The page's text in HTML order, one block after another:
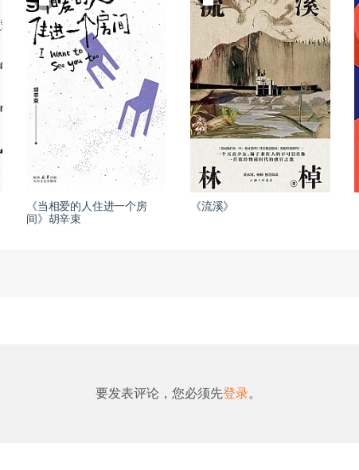
《当相爱的人住进一个房
间》胡辛束
《流溪》
要发表评论，您必须先登录。